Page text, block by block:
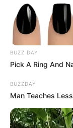
Memiliki kulit
Sering
Mimpinya adalah
menjadi girl grup
penyanyi yang
Drama
Do You
BUZZ DAY
Pick A Ring And
BUZZDAY
Man Teaches